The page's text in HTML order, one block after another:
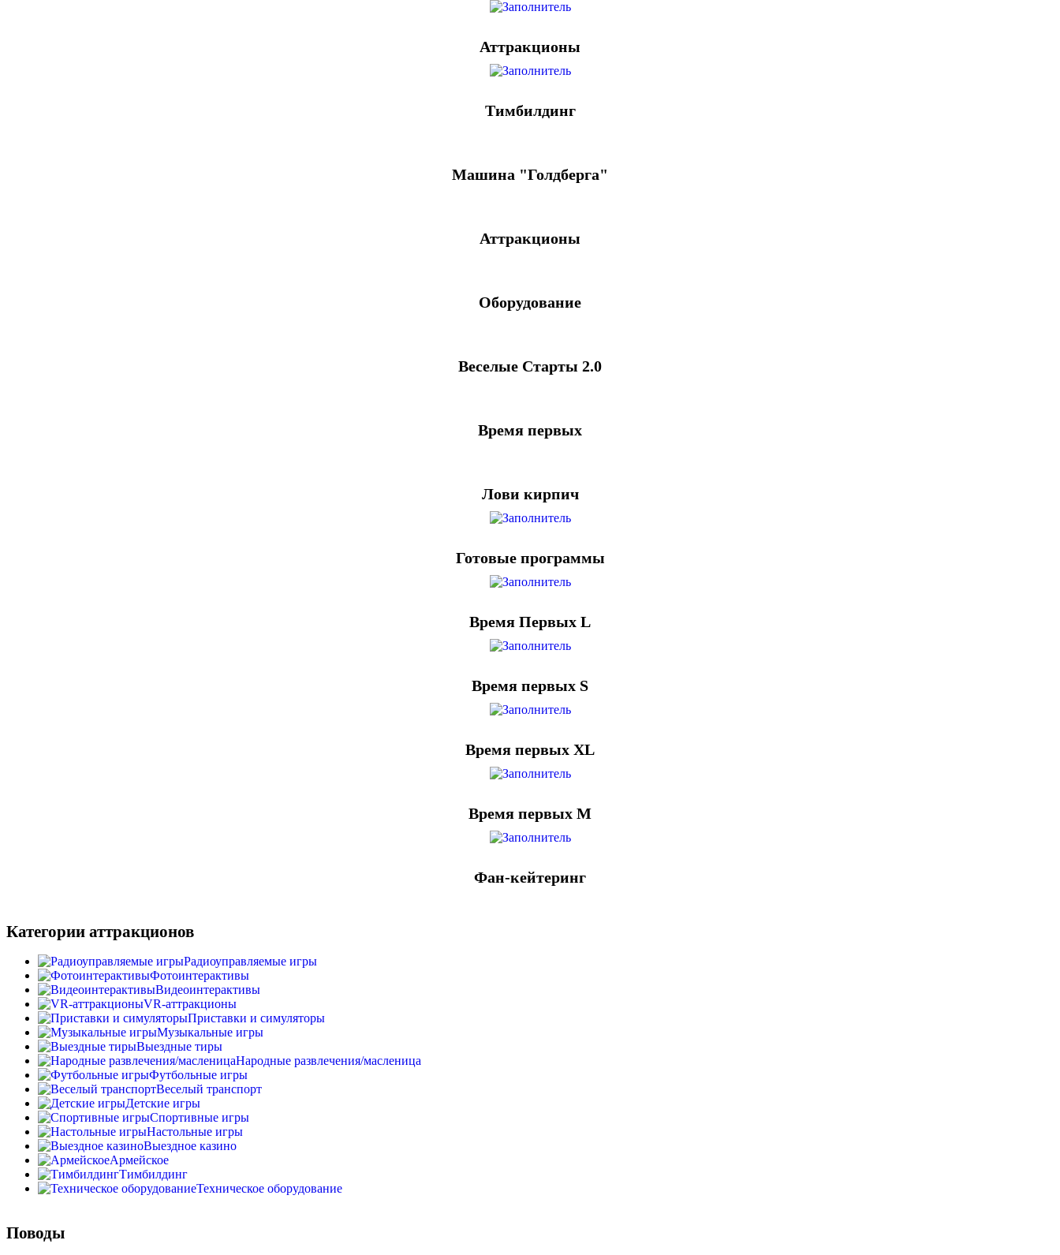
Аттракционы
Тимбилдинг
Машина "Голдберга"
Аттракционы
Оборудование
Веселые Старты 2.0
Время первых
Лови кирпич
Готовые программы
Время Первых L
Время первых S
Время первых XL
Время первых М
Фан-кейтеринг
Категории аттракционов
Радиоуправляемые игры
Фотоинтерактивы
Видеоинтерактивы
VR-аттракционы
Приставки и симуляторы
Музыкальные игры
Выездные тиры
Народные развлечения/масленица
Футбольные игры
Веселый транспорт
Детские игры
Спортивные игры
Настольные игры
Выездное казино
Армейское
Тимбилдинг
Техническое оборудование
Поводы